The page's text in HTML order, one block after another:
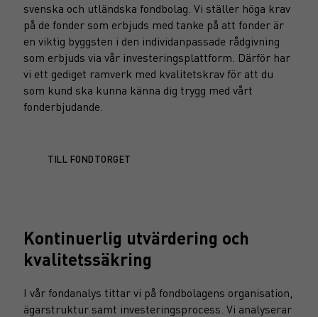
svenska och utländska fondbolag. Vi ställer höga krav
på de fonder som erbjuds med tanke på att fonder är
en viktig byggsten i den individanpassade rådgivning
som erbjuds via vår investeringsplattform. Därför har
vi ett gediget ramverk med kvalitetskrav för att du
som kund ska kunna känna dig trygg med vårt
fonderbjudande.
TILL FONDTORGET
Kontinuerlig utvärdering och
kvalitetssäkring
I vår fondanalys tittar vi på fondbolagens organisation,
ägarstruktur samt investeringsprocess. Vi analyserar